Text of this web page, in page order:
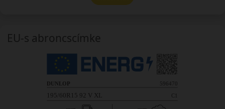
EU-s abroncscímke